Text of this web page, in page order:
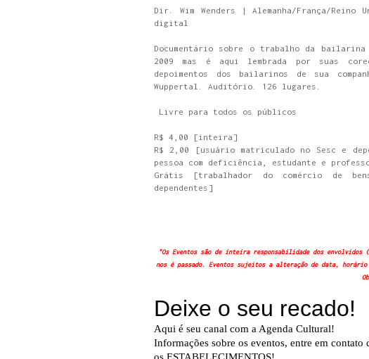
Dir. Wim Wenders | Alemanha/França/
digital
Documentário sobre o trabalho da bailarina
2009 mas é aqui lembrada por suas
depoimentos dos bailarinos de sua
Wuppertal. Auditório. 126 lugares.
Livre para todos os públicos
R$ 4,00
[inteira]
R$ 2,00
[usuário matriculado no Sesc e
pessoa com deficiência, estudante e
Grátis
[trabalhador do comércio de
dependentes]
"Os Eventos são de inteira responsabilidade dos
nos é passado. Eventos sujeitos a alteração de data,